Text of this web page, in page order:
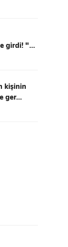
girdi! "...
kişinin
ger...